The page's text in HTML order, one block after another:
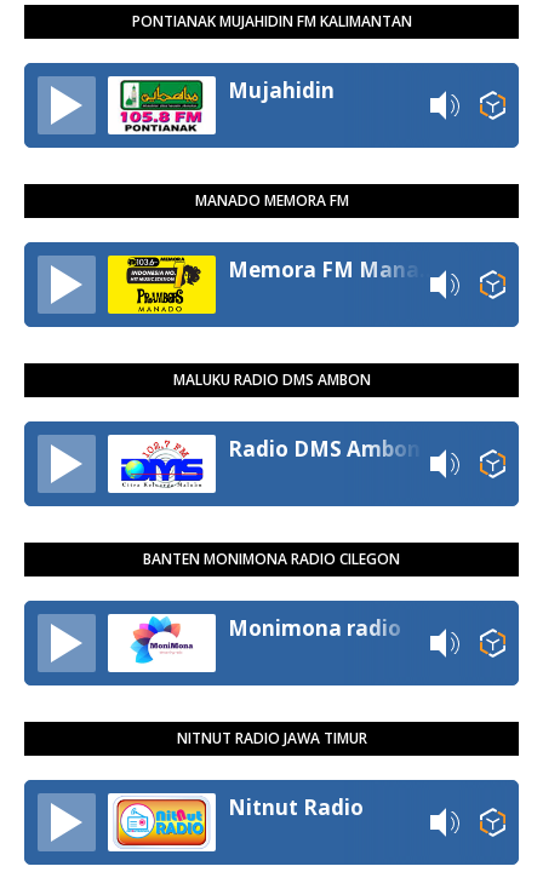
PONTIANAK MUJAHIDIN FM KALIMANTAN
Mujahidin
MANADO MEMORA FM
MALUKU RADIO DMS AMBON
Radio DMS Ambon
BANTEN MONIMONA RADIO CILEGON
Monimona radio
NITNUT RADIO JAWA TIMUR
Nitnut Radio